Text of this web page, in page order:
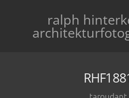
ralph